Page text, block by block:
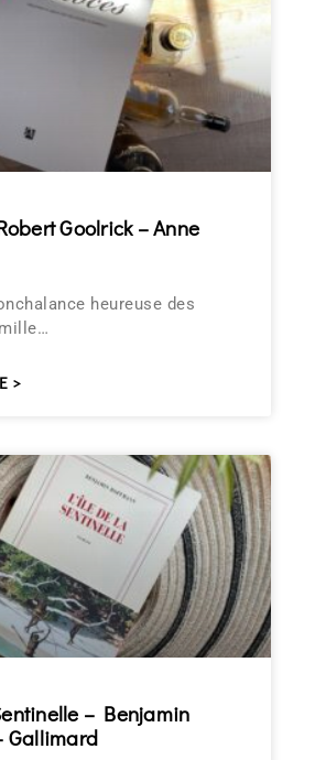
Goolrick – Anne
heureuse des
>
– Benjamin
Gallimard